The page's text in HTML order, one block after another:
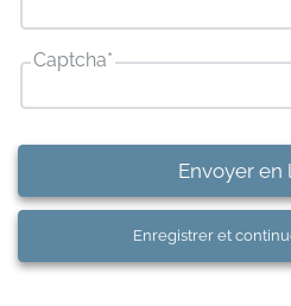
Captcha*
Enregistrer et
Envoyer en